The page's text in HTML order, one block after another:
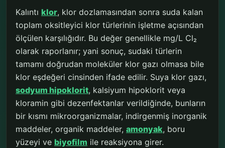
Kalıntı klor, klor dozlamasından sonra suda kalan
toplam oksitleyici klor türlerinin işletme açısından
ölçülen karşılığıdır. Bu değer genellikle mg/L Cl₂
olarak raporlanır; yani sonuç, sudaki türlerin
tamamı doğrudan moleküler klor gazı olmasa bile
klor eşdeğeri cinsinden ifade edilir. Suya klor gazı,
sodyum hipoklorit, kalsiyum hipoklorit veya
kloramin gibi dezenfektanlar verildiğinde, bunların
bir kısmı mikroorganizmalar, indirgenmiş inorganik
maddeler, organik maddeler, amonyak, boru
yüzeyi ve biyofilm ile reaksiyona girer.